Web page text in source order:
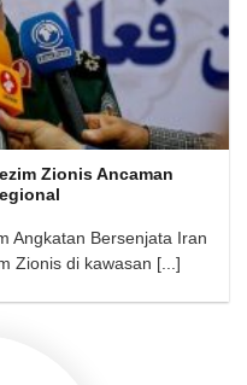
Zionis Ancaman
Angkatan Bersenjata Iran
Zionis di kawasan [...]